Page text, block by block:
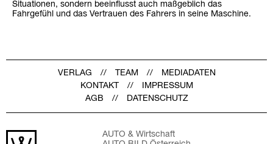
Situationen, sondern beeinflusst auch maßgeblich das
Fahrgefühl und das Vertrauen des Fahrers in seine Maschine.
VERLAG TEAM
MEDIADATEN
KONTAKT
IMPRESSUM
AGB
DATENSCHUTZ
AUTO & Wirtschaft